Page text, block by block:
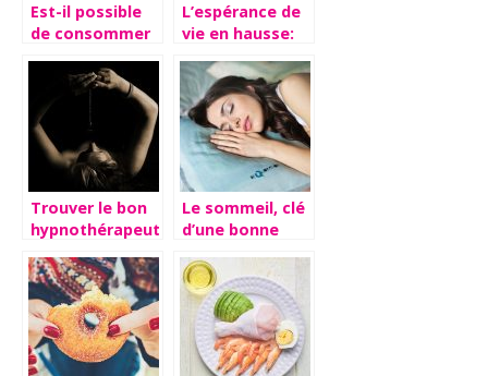
Est-il possible
de consommer
perime ?
L’espérance de
vie en hausse:
en bonne
santé?
Trouver le bon
hypnothérapeute
votre stress
Le sommeil, clé
d’une bonne